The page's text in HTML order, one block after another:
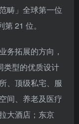
畴」全球第一位
21 位。
务拓展的方向，
类型的优质设计
、顶级私宅、服
间、养老及医疗
大酒店；东京